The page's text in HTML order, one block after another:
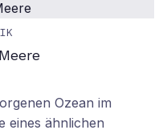
Ozean im
eines ähnlichen